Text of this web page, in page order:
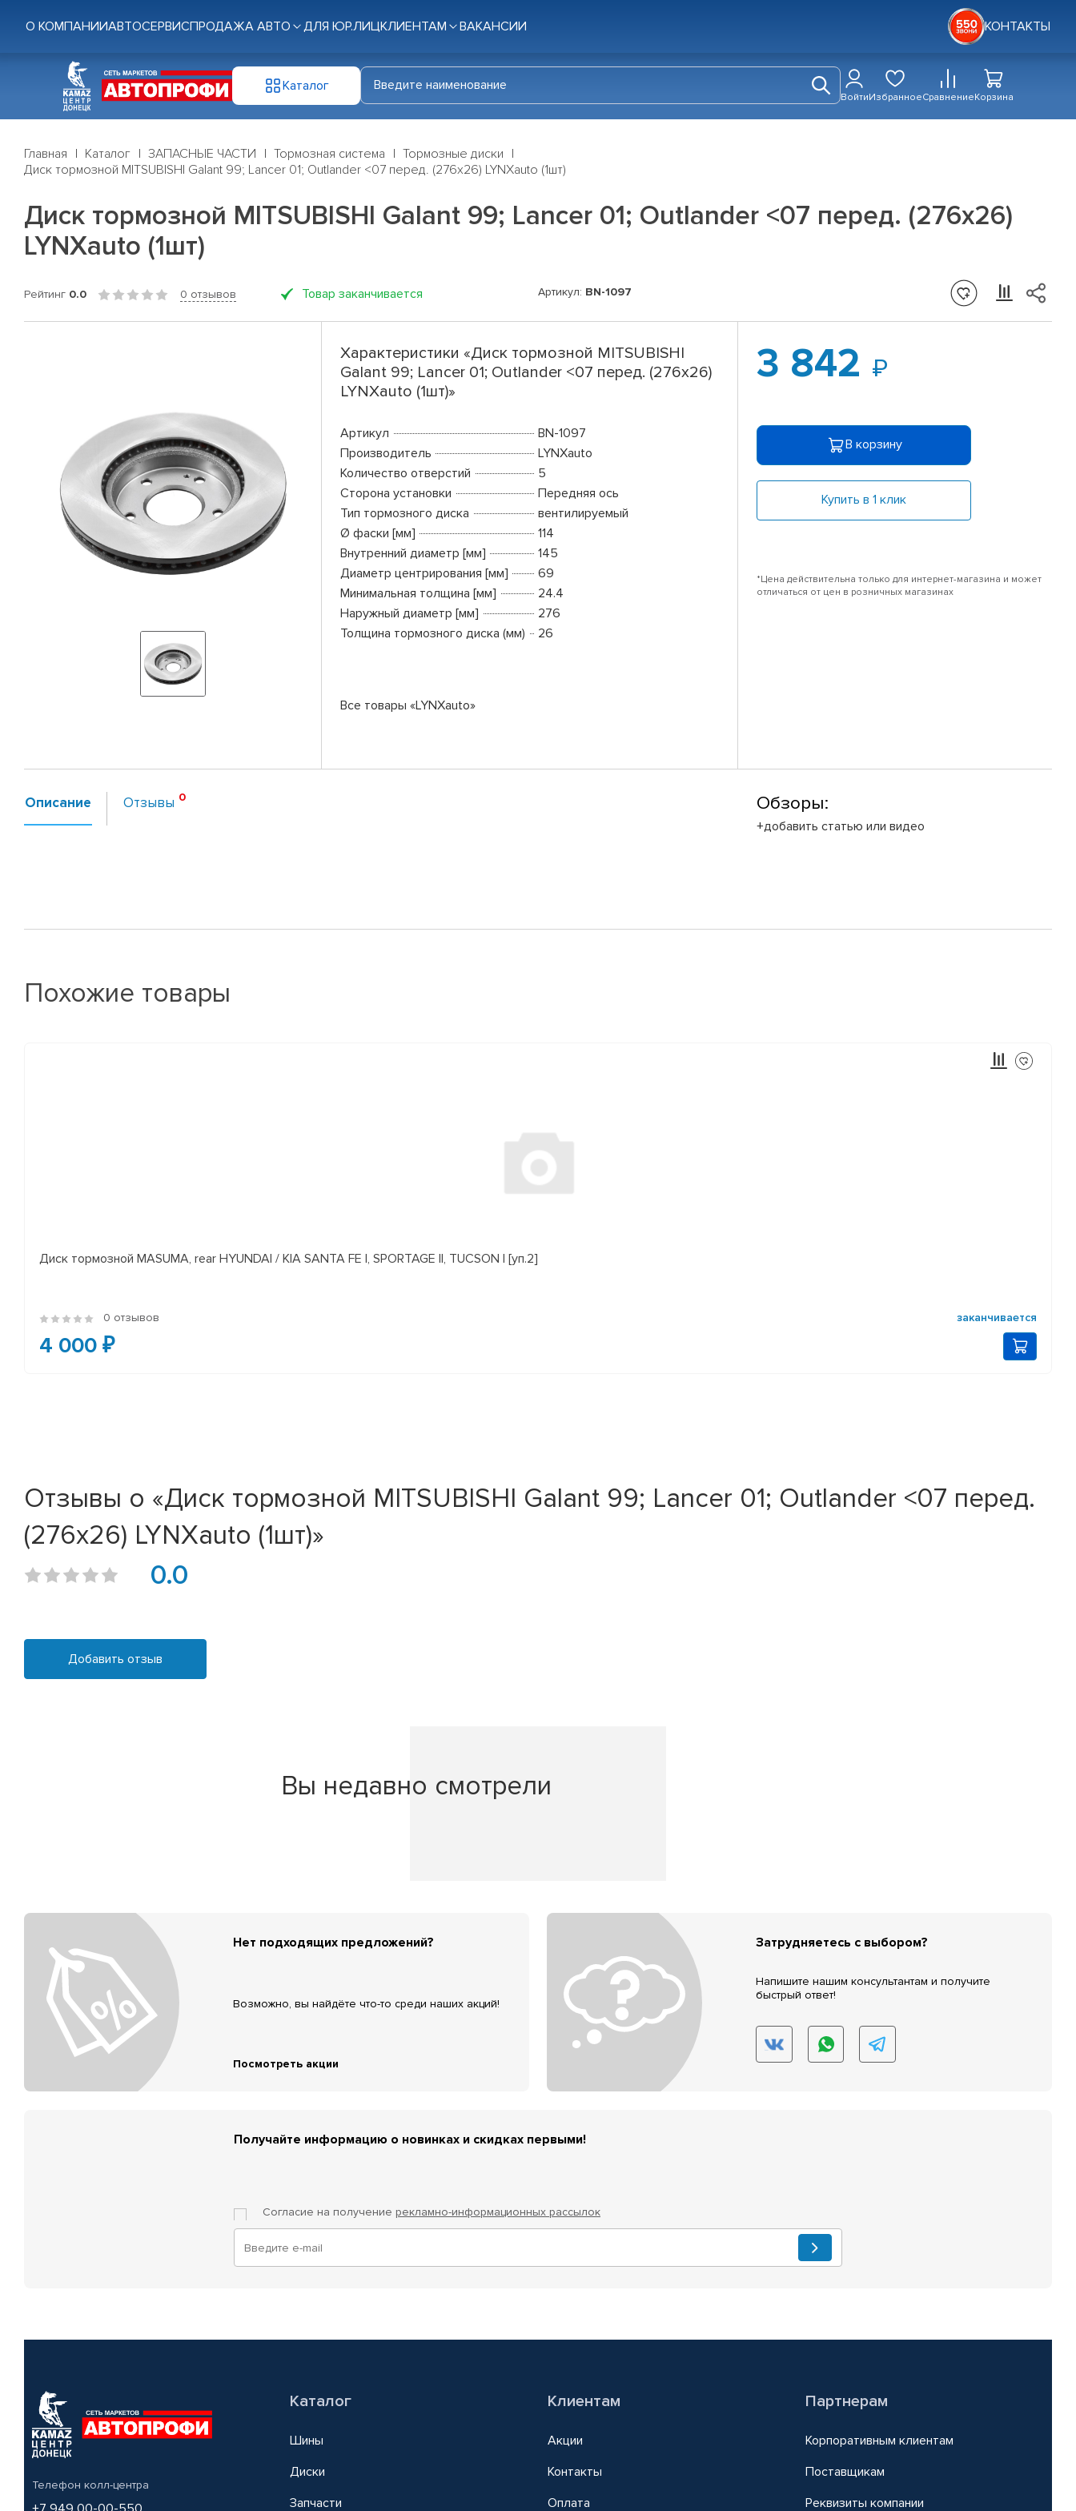
О КОМПАНИИАВТОСЕРВИСПРОДАЖА АВТО ДЛЯ ЮР.ЛИЦКЛИЕНТАМ ВАКАНСИИ КОНТАКТЫ
Каталог
ВойтиИзбранноеСравнениеКорзина
Главная Каталог ЗАПАСНЫЕ ЧАСТИ Тормозная система
Тормозные диски
Диск тормозной MITSUBISHI Galant 99; Lancer 01; Outlander <07 перед. (276x26) LYNXauto (1шт)
Диск тормозной MITSUBISHI Galant 99; Lancer 01; Outlander <07 перед. (276x26)
LYNXauto (1шт)
Рейтинг 0.0 0 отзывов Товар заканчивается Артикул: BN-1097
Характеристики «Диск тормозной MITSUBISHI
Galant 99; Lancer 01; Outlander <07 перед. (276x26)
LYNXauto (1шт)»
Артикул
BN-1097
Производитель
LYNXauto
Количество отверстий
5
Сторона установки
Передняя ось
Тип тормозного диска
вентилируемый
Ø фаски [мм]
114
Внутренний диаметр [мм]
145
Диаметр центрирования [мм]
69
Минимальная толщина [мм]
24.4
Наружный диаметр [мм]
276
Толщина тормозного диска (мм)
26
Все товары «LYNXauto»
3 842
В корзину
Купить в 1 клик
*Цена действительна только для интернет-магазина и может
отличаться от цен в розничных магазинах
Описание Отзывы Обзоры:
+добавить статью или видео
Похожие товары
Диск тормозной MASUMA, rear HYUNDAI / KIA SANTA FE I, SPORTAGE II, TUCSON I [уп.2]
0 отзывов заканчивается
4 000 ₽
Отзывы о «Диск тормозной MITSUBISHI Galant 99; Lancer 01; Outlander <07 перед.
(276x26) LYNXauto (1шт)»
0.0
Добавить отзыв
Вы недавно смотрели
Нет подходящих предложений?
Возможно, вы найдёте что-то среди наших акций!
Посмотреть акции
Затрудняетесь с выбором?
Напишите нашим консультантам и получите
быстрый ответ!
Получайте информацию о новинках и скидках первыми!
Согласие на получение рекламно-информационных рассылок
Телефон колл-центра
Каталог
Шины
Диски
Запчасти
Клиентам
Акции
Контакты
Оплата
Партнерам
Корпоративным клиентам
Поставщикам
Реквизиты компании